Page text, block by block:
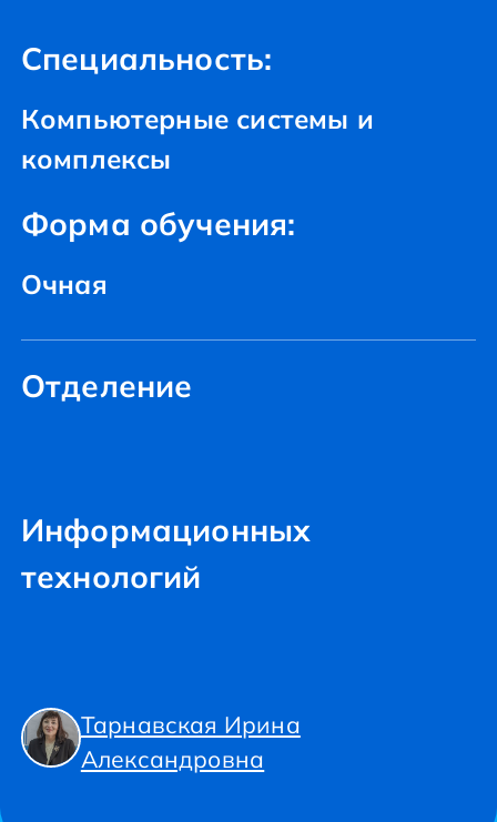
Специальность:
Компьютерные системы и
комплексы
Форма обучения:
Очная
Отделение
Информационных
технологий
Тарнавская Ирина
Александровна